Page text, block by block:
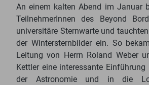
An einem kalten Abend im Januar
TeilnehmerInnen des Beyond
universitäre Sternwarte und
der Wintersternbilder ein. So
Leitung von Herrn Roland Weber
Kettler eine interessante
der Astronomie und in die